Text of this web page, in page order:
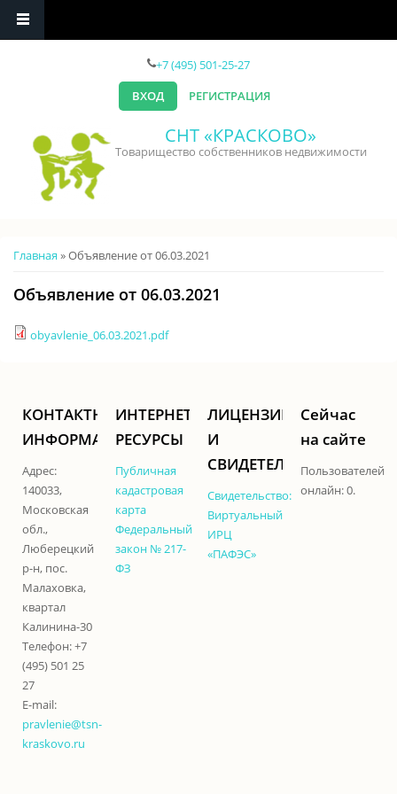
+7 (495) 501-25-27
ВХОД
РЕГИСТРАЦИЯ
СНТ «КРАСКОВО»
Товарищество собственников недвижимости
Вы здесь
Главная » Объявление от 06.03.2021
Объявление от 06.03.2021
obyavlenie_06.03.2021.pdf
КОНТАКТНАЯ
ИНФОРМАЦИЯ
Адрес:
140033,
Московская
обл.,
Люберецкий
р-н, пос.
Малаховка,
квартал
Калинина-30
Телефон: +7
(495) 501 25
27
E-mail:
pravlenie@tsn-
kraskovo.ru
ИНТЕРНЕТ-
РЕСУРСЫ
Публичная
кадастровая
карта
Федеральный
закон № 217-
ФЗ
ЛИЦЕНЗИИ
И
СВИДЕТЕЛЬСТВА
Свидетельство:
Виртуальный
ИРЦ
«ПАФЭС»
Сейчас
на сайте
Пользователей
онлайн: 0.